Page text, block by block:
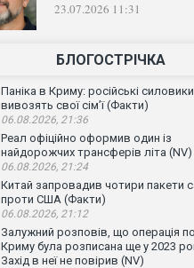
23.07.2026 11:31
БЛОГОСТРІЧКА
Паніка в Криму: російські
вивозять свої сім’ї (Факти)
06.08.2026, 21:36
Реал офіційно оформив один із
найдорожчих трансферів літа (NV)
06.08.2026, 21:24
Китай запровадив чотири пакети
проти США (Факти)
06.08.2026, 21:12
Залужний розповів, що операція по
Криму була розписана ще у 2023
Захід в неї не повірив (NV)